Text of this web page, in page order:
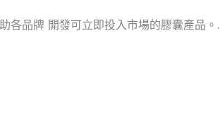
各品牌 開發可立即投入市場的膠囊產品。.